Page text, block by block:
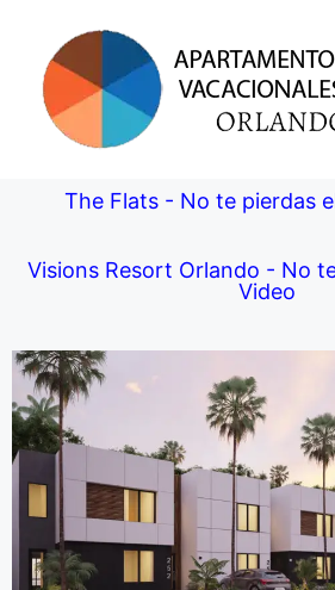
The Flats - No te pierdas
Visions Resort Orlando - No
Video